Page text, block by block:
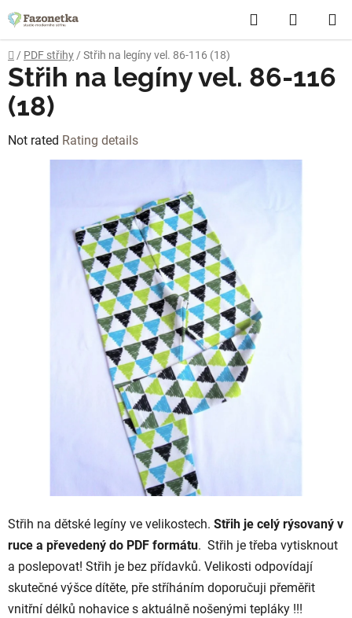
to
content
Search
CART
Home
/ PDF střihy / Střih na legíny vel. 86-116 (18)
Střih na dětské legíny ve velikostech. Střih je celý rýsovaný v
ruce a převedený do PDF formátu. Střih je třeba vytisknout
a poslepovat! Střih je bez přídavků. Velikosti odpovídají
skutečné výšce dítěte, pře stříháním doporučuji přeměřit
vnitřní délků nohavice s aktuálně nošenými tepláky !!!
Střih na legíny vel. 86-116
(18)
The
average
Not rated Rating details